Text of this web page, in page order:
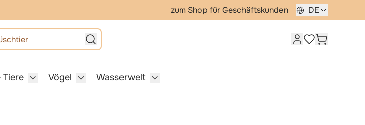
zum Shop für Geschäftskunden DE
Tiere Vögel Wasserwelt
KundenkontoWarenkorb
Finde dein Plüschtier